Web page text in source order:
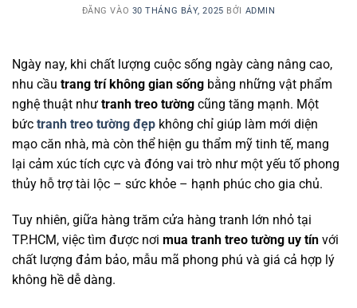
ĐĂNG VÀO 30 THÁNG BẢY, 2025 BỞI ADMIN
Ngày nay, khi chất lượng cuộc sống ngày càng nâng cao,
nhu cầu trang trí không gian sống bằng những vật phẩm
nghệ thuật như tranh treo tường cũng tăng mạnh. Một
bức tranh treo tường đẹp không chỉ giúp làm mới diện
mạo căn nhà, mà còn thể hiện gu thẩm mỹ tinh tế, mang
lại cảm xúc tích cực và đóng vai trò như một yếu tố phong
thủy hỗ trợ tài lộc – sức khỏe – hạnh phúc cho gia chủ.
Tuy nhiên, giữa hàng trăm cửa hàng tranh lớn nhỏ tại
TP.HCM, việc tìm được nơi mua tranh treo tường uy tín với
chất lượng đảm bảo, mẫu mã phong phú và giá cả hợp lý
không hề dễ dàng.